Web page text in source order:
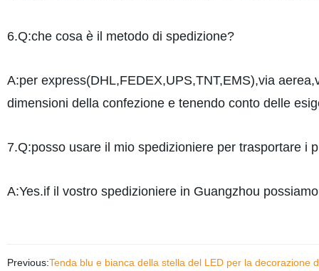
6.Q:che cosa è il metodo di spedizione?
A:per express(DHL,FEDEX,UPS,TNT,EMS),via
dimensioni della confezione e tenendo conto delle
7.Q:posso usare il mio spedizioniere per trasportare i
A:Yes.if il vostro spedizioniere in Guangzhou
Previous:Tenda blu e bianca della stella del LED per la decorazione